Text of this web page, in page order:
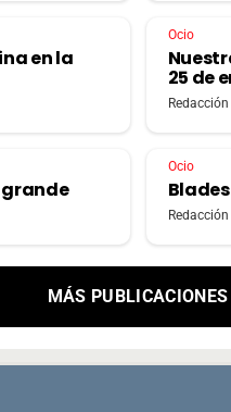
en la
Ocio
25 de
grande
Ocio
MÁS PUBLICACIONES